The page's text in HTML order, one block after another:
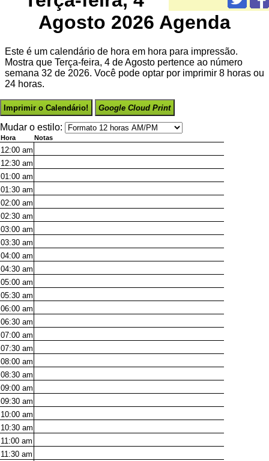
Agosto 2026 Agenda
Este é um calendário de hora em hora para impressão.
Mostra que Terça-feira, 4 de Agosto pertence ao número
semana 32 de 2026. Você pode optar por imprimir 8 horas ou
24 horas.
Imprimir o Calendário! Google Cloud Print
Mudar o estilo:
Hora Notas
12:00 am
12:30 am
01:00 am
01:30 am
02:00 am
02:30 am
03:00 am
03:30 am
04:00 am
04:30 am
05:00 am
05:30 am
06:00 am
06:30 am
07:00 am
07:30 am
08:00 am
08:30 am
09:00 am
09:30 am
10:00 am
10:30 am
11:00 am
11:30 am